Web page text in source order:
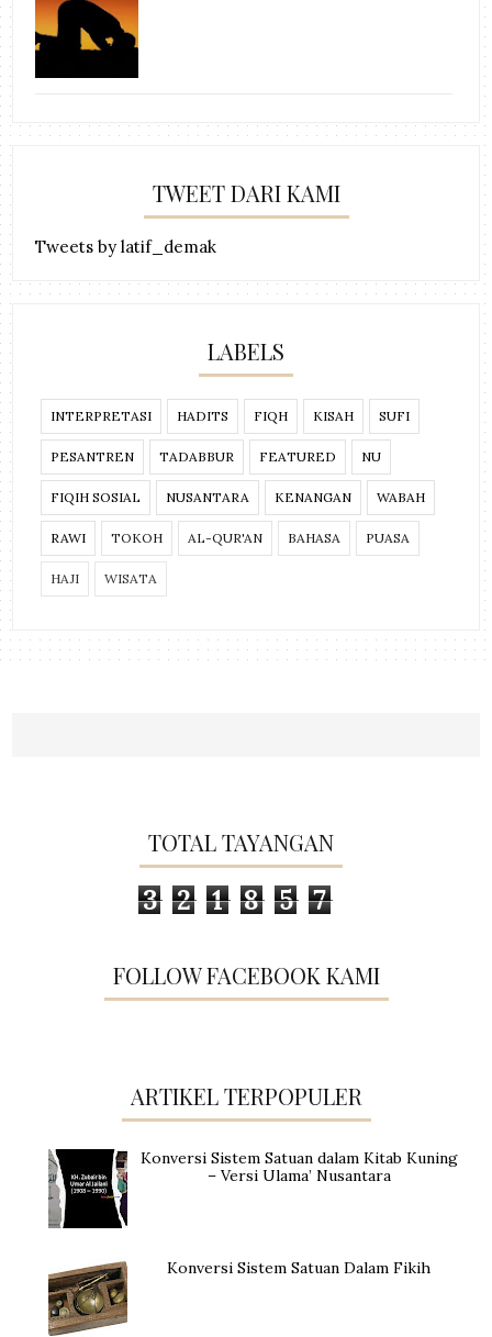
TWEET DARI KAMI
Tweets by latif_demak
LABELS
INTERPRETASI HADITS FIQH KISAH SUFI
PESANTREN TADABBUR FEATURED NU
FIQIH SOSIAL NUSANTARA KENANGAN WABAH
RAWI TOKOH AL-QUR'AN BAHASA PUASA
HAJI WISATA
TOTAL TAYANGAN
3 2 1 8 5 7
FOLLOW FACEBOOK KAMI
ARTIKEL TERPOPULER
Konversi Sistem Satuan dalam Kitab Kuning
– Versi Ulama’ Nusantara
Konversi Sistem Satuan Dalam Fikih